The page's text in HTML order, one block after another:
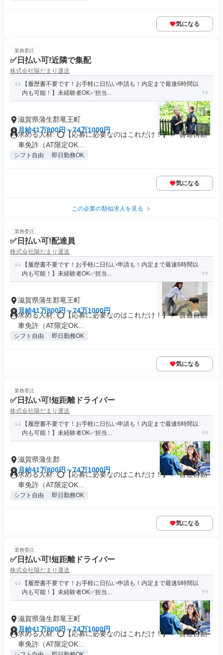
気になる
業務委託
✅日払い可!近隣で集配
株式会社陽だまり運送
【履歴書不要です！お手軽に日払い申請も！内定まで最速6時間以
内も可能！】未経験者OK✅担当...
滋賀県蒲生郡竜王町
月給41万800円～74万1000円
求める人材: ⭕️【応募に必要なのはこれだけ！】 ✅ 普通自動
車免許（AT限定OK...
シフト自由 即日勤務OK
気になる
この企業の類似求人を見る
業務委託
✅日払い可!配達員
株式会社陽だまり運送
【履歴書不要です！お手軽に日払い申請も！内定まで最速6時間以
内も可能！】未経験者OK✅担当...
滋賀県蒲生郡竜王町
月給41万800円～74万1000円
求める人材: ⭕️【応募に必要なのはこれだけ！】 ✅ 普通自動
車免許（AT限定OK...
シフト自由 即日勤務OK
気になる
業務委託
✅日払い可!短距離ドライバー
株式会社陽だまり運送
【履歴書不要です！お手軽に日払い申請も！内定まで最速6時間以
内も可能！】未経験者OK✅担当...
滋賀県蒲生郡
月給41万800円～74万1000円
求める人材: ⭕️【応募に必要なのはこれだけ！】 ✅ 普通自動
車免許（AT限定OK...
シフト自由 即日勤務OK
気になる
業務委託
✅日払い可!短距離ドライバー
株式会社陽だまり運送
【履歴書不要です！お手軽に日払い申請も！内定まで最速6時間以
内も可能！】未経験者OK✅担当...
滋賀県蒲生郡竜王町
月給41万800円～74万1000円
求める人材: ⭕️【応募に必要なのはこれだけ！】 ✅ 普通自動
車免許（AT限定OK...